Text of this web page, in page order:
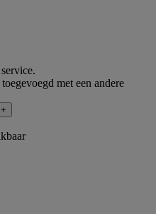
met een andere
+